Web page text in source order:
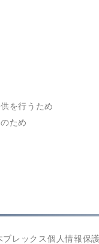
を行うため
ため
レックス個人情報